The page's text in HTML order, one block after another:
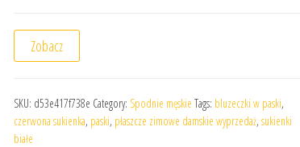
Zobacz
SKU: d53e417f738e Category: Spodnie męskie Tags: bluzeczki w paski,
czerwona sukienka, paski, płaszcze zimowe damskie wyprzedaż, sukienki
białe